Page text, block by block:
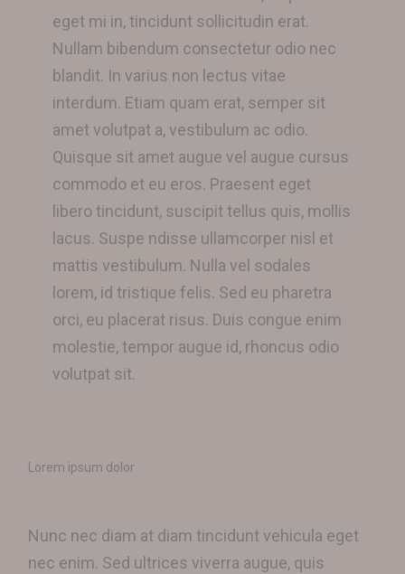
eget mi in, tincidunt sollicitudin erat.
Nullam bibendum consectetur odio nec
blandit. In varius non lectus vitae
interdum. Etiam quam erat, semper sit
amet volutpat a, vestibulum ac odio.
Quisque sit amet augue vel augue cursus
commodo et eu eros. Praesent eget
libero tincidunt, suscipit tellus quis, mollis
lacus. Suspe ndisse ullamcorper nisl et
mattis vestibulum. Nulla vel sodales
lorem, id tristique felis. Sed eu pharetra
orci, eu placerat risus. Duis congue enim
molestie, tempor augue id, rhoncus odio
volutpat sit.
Lorem ipsum dolor
Nunc nec diam at diam tincidunt vehicula eget
nec enim. Sed ultrices viverra augue, quis